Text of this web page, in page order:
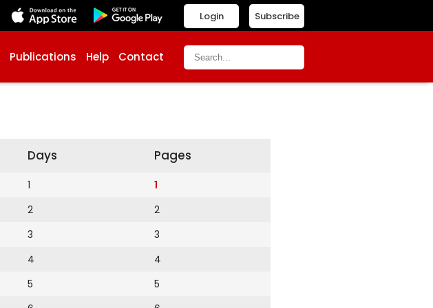
Subscribe
Login
Publications Help Contact
Days
1
2
3
4
5
Pages
1
2
3
4
5